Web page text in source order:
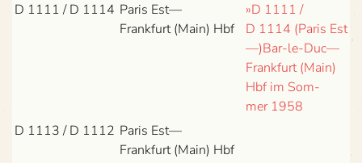
D 1111 / D 1114 Paris Est—
Frankfurt (Main) Hbf
»D 1111 /
D 1114 (Paris Est
—)Bar-le-Duc—
Frankfurt (Main)
Hbf im Som­
mer 1958
D 1113 / D 1112 Paris Est—
Frankfurt (Main) Hbf